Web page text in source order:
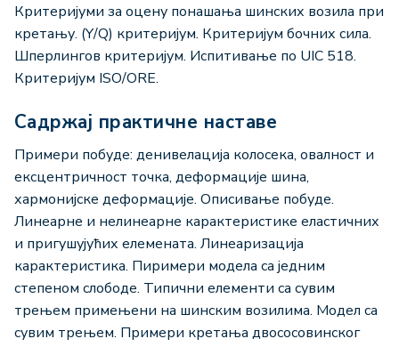
Критеријуми за оцену понашања шинских возила при
кретању. (Y/Q) критеријум. Критеријум бочних сила.
Шперлингов критеријум. Испитивање по UIC 518.
Критеријум ISO/ORE.
Садржај практичне наставе
Примери побуде: денивелација колосека, овалност и
ексцентричност точка, деформације шина,
хармонијске деформације. Описивање побуде.
Линеарне и нелинеарне карактеристике еластичних
и пригушујућих елемената. Линеаризација
карактеристика. Пиримери модела са једним
степеном слободе. Типични елементи са сувим
трењем примењени на шинским возилима. Модел са
сувим трењем. Примери кретања двососовинског